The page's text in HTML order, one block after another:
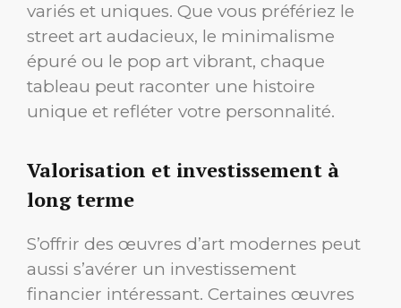
variés et uniques. Que vous préfériez le
street art audacieux, le minimalisme
épuré ou le pop art vibrant, chaque
tableau peut raconter une histoire
unique et refléter votre personnalité.
Valorisation et investissement à
long terme
S’offrir des œuvres d’art modernes peut
aussi s’avérer un investissement
financier intéressant. Certaines œuvres